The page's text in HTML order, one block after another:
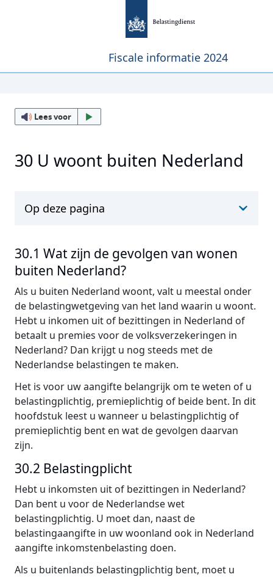
Fiscale informatie 2024
Lees voor
30 U woont buiten Nederland
Op deze pagina
30.1 Wat zijn de gevolgen van wonen
buiten Nederland?
Als u buiten Nederland woont, valt u meestal onder
de belastingwetgeving van het land waarin u woont.
Hebt u inkomen uit of bezittingen in Nederland of
betaalt u premies voor de volksverzekeringen in
Nederland? Dan krijgt u nog steeds met de
Nederlandse belastingen te maken.
Het is voor uw aangifte belangrijk om te weten of u
belastingplichtig, premieplichtig of beide bent. In dit
hoofdstuk leest u wanneer u belastingplichtig of
premieplichtig bent en wat de gevolgen daarvan
zijn.
30.2 Belastingplicht
Hebt u inkomsten uit of bezittingen in Nederland?
Dan bent u voor de Nederlandse wet
belastingplichtig. U moet dan, naast de
belastingaangifte in uw woonland ook in Nederland
aangifte inkomstenbelasting doen.
Als u buitenlands belastingplichtig bent, moet u